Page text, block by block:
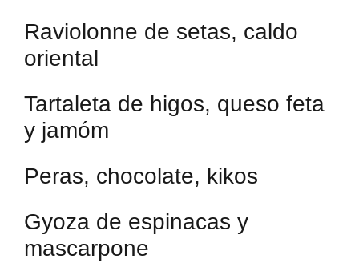
Raviolonne de setas, caldo
oriental
Tartaleta de higos, queso feta
y jamóm
Peras, chocolate, kikos
Gyoza de espinacas y
mascarpone